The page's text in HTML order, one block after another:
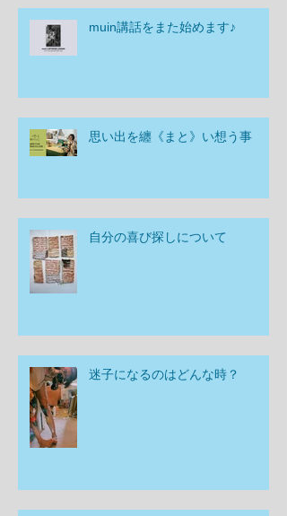
muin講話をまた始めます♪
思い出を纏《まと》い想う事
自分の喜び探しについて
迷子になるのはどんな時？